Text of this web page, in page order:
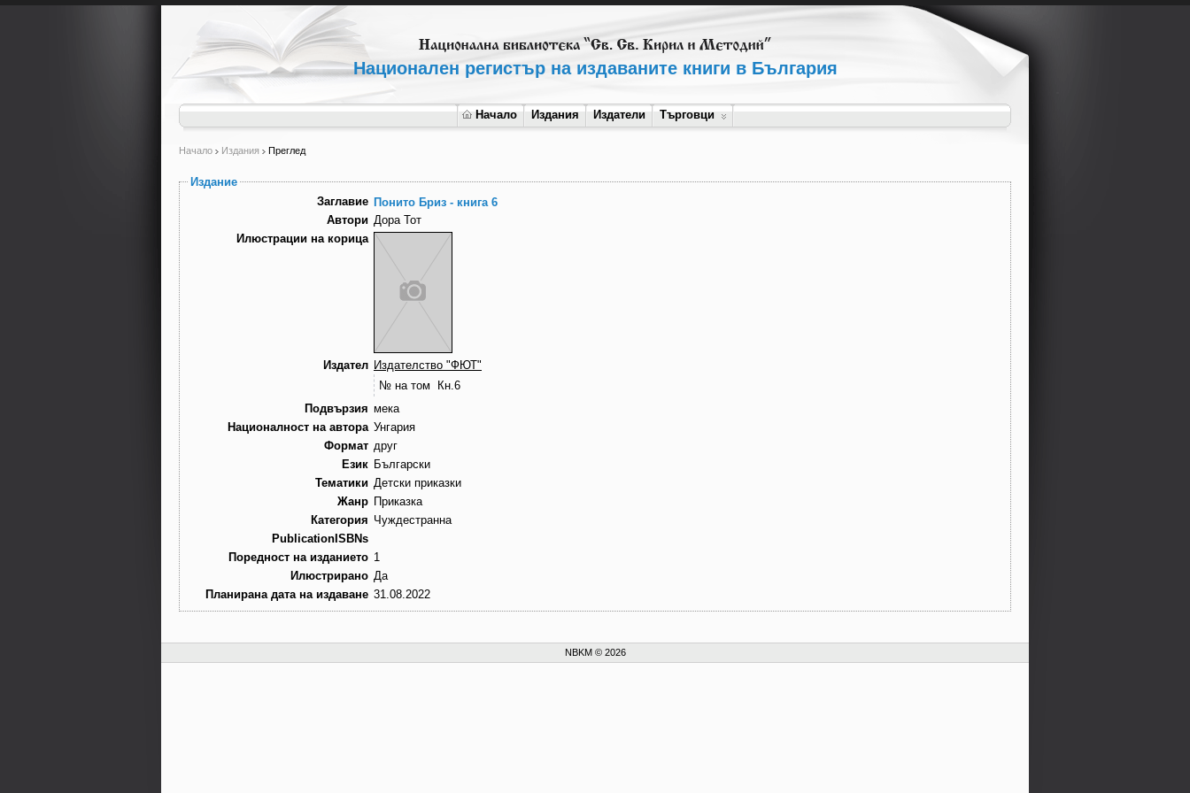
Национален регистър на издаваните книги в България
Начало Издания Издатели Търговци
Начало Издания Преглед
Издание
Заглавие Понито Бриз - книга 6
Автори Дора Тот
Илюстрации на корица
Издател Издателство "ФЮТ"
№ на том
Кн.6
Подвързия мека
Националност на автора Унгария
Формат друг
Език Български
Тематики Детски приказки
Жанр Приказка
Категория Чуждестранна
PublicationISBNs
Поредност на изданието 1
Илюстрирано Да
Планирана дата на издаване 31.08.2022
NBKM © 2026